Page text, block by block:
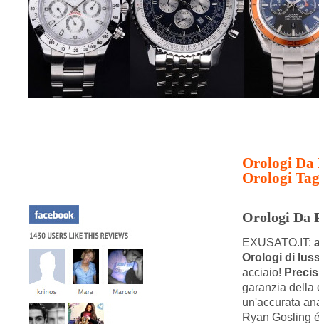
Orologi Da
Orologi
Orologi Da
EXUSATO.IT:
Orologi di
acciaio!
garanzia della
un'accurata
Ryan Gosling